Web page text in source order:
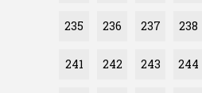
235 236 237 238
241 242 243 244